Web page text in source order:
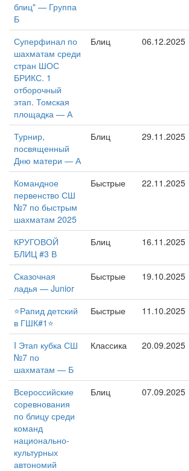
блиц" — Группа
Б
Суперфинал по
шахматам среди
стран ШОС
БРИКС. 1
отборочный
этап. Томская
площадка — А
Блиц 06.12.2025
Турнир,
посвященный
Дню матери — А
Блиц 29.11.2025
Командное
первенство СШ
№7 по быстрым
шахматам 2025
Быстрые 22.11.2025
КРУГОВОЙ
БЛИЦ #3 В
Блиц 16.11.2025
Сказочная
ладья — Junior
Быстрые 19.10.2025
⭐️Рапид детский
в ГШК#1⭐️
Быстрые 11.10.2025
I Этап кубка СШ
№7 по
шахматам — Б
Классика 20.09.2025
Всероссийские
соревнования
по блицу среди
команд
национально-
культурных
автономий
Блиц 07.09.2025